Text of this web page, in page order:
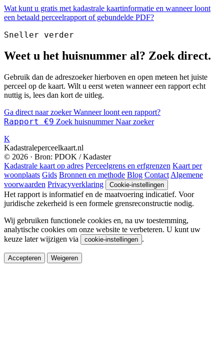
Wat kunt u gratis met kadastrale kaartinformatie en wanneer loont
een betaald perceelrapport of gebundelde PDF?
Sneller verder
Weet u het huisnummer al? Zoek direct.
Gebruik dan de adreszoeker hierboven en open meteen het juiste
perceel op de kaart. Wilt u eerst weten wanneer een rapport echt
nuttig is, lees dan kort de uitleg.
Ga direct naar zoekerWanneer loont een rapport?
Rapport €9 Zoek huisnummer Naar zoeker
K
Kadastraleperceelkaart.nl
© 2026 · Bron: PDOK / Kadaster
Kadastrale kaart op adres Perceelgrens en erfgrenzen Kaart per
woonplaats Gids Bronnen en methode Blog Contact Algemene
voorwaarden Privacyverklaring Cookie-instellingen
Het rapport is informatief en de maatvoering indicatief. Voor
juridische zekerheid is een formele grensreconstructie nodig.
Wij gebruiken functionele cookies en, na uw toestemming,
analytische cookies om onze website te verbeteren. U kunt uw
keuze later wijzigen via
cookie-instellingen .
Accepteren Weigeren